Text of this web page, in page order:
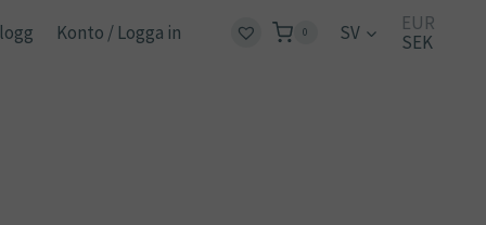
Konto / Logga in 0 SV
EUR
SEK